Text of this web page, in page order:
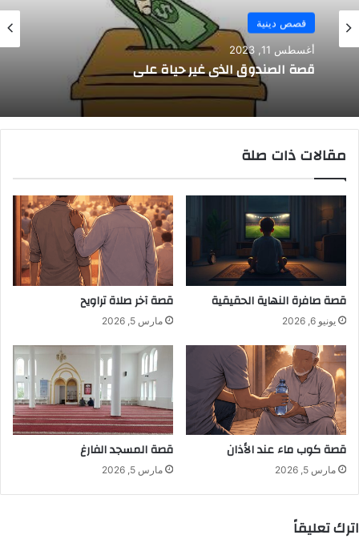
قصص دينية
أغسطس 11, 2023
قصة الصندوق الذي غير حياة علي
مقالات ذات صلة
قصة صافرة النهاية الحقيقية
يونيو 6, 2026
قصة آخر صلاة تراويح
مارس 5, 2026
قصة كوب ماء عند الأذان
مارس 5, 2026
قصة المسجد الفارغ
مارس 5, 2026
اترك تعليقاً